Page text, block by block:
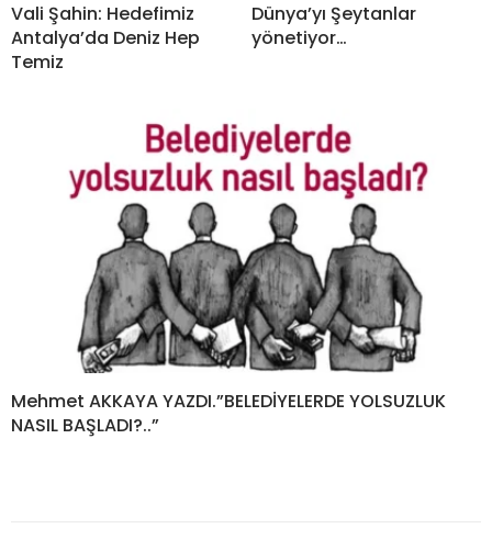
Vali Şahin: Hedefimiz
Antalya’da Deniz Hep
Temiz
Dünya’yı Şeytanlar
yönetiyor…
Mehmet AKKAYA YAZDI.”BELEDİYELERDE YOLSUZLUK
NASIL BAŞLADI?..”